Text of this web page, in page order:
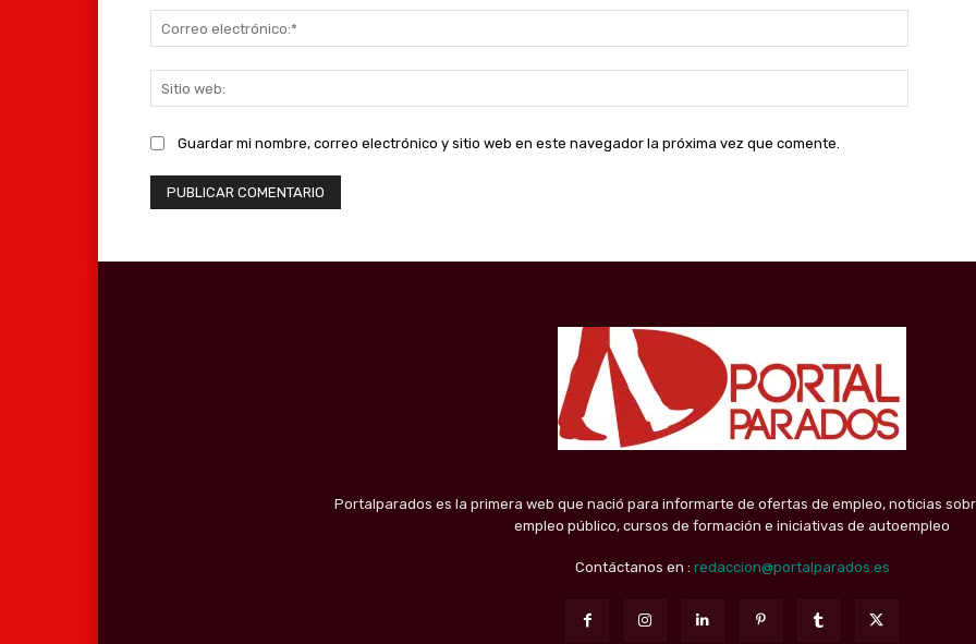
web:
Guardar mi nombre, correo electrónico y sitio web en este navegador la próxima vez que comente.
Portalparados es la primera web que nació para informarte de ofertas de empleo, noticias
empleo público, cursos de formación e iniciativas de autoempleo
Contáctanos en : redaccion@portalparados.es